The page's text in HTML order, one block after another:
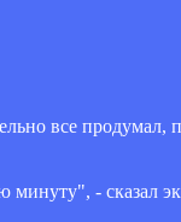
все продумал,
- сказал